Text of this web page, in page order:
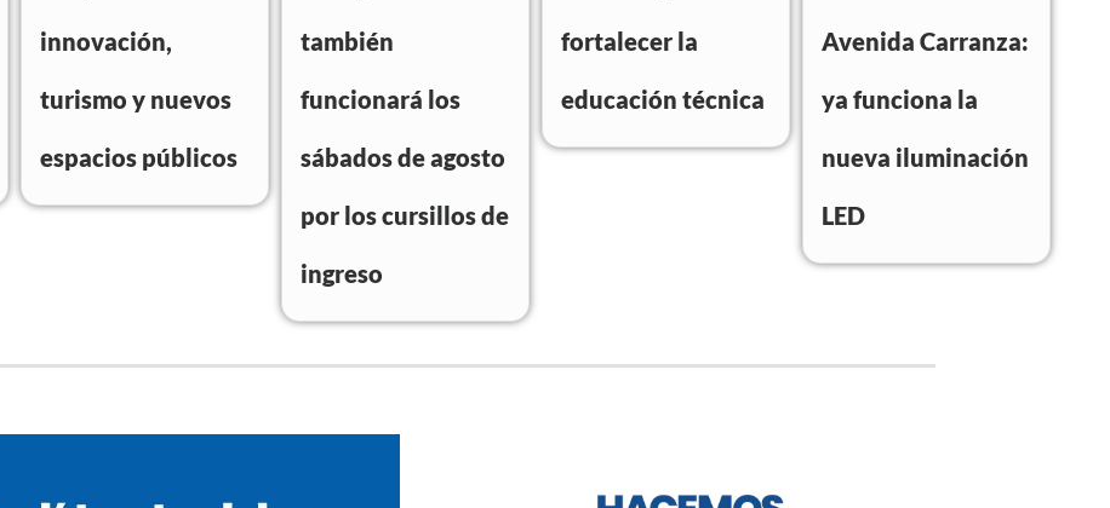
innovación,
turismo y nuevos
espacios públicos
también
funcionará los
sábados de agosto
por los cursillos de
ingreso
fortalecer la
educación técnica
Avenida Carranza:
ya funciona la
nueva iluminación
LED